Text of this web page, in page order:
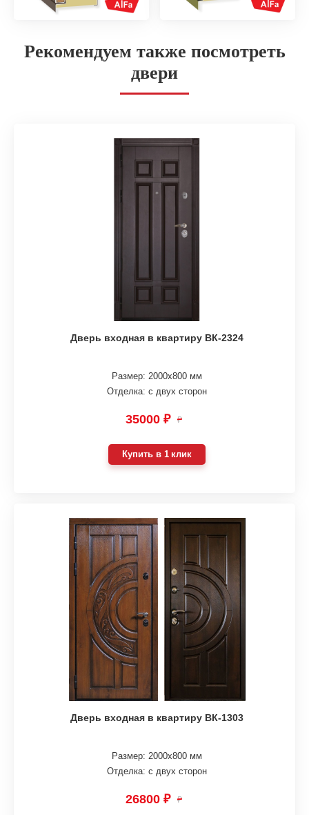
Рекомендуем также посмотреть
двери
Дверь входная в квартиру ВК-2324
Размер: 2000х800 мм
Отделка: с двух сторон
35000 ₽ ₽
Купить в 1 клик
Дверь входная в квартиру ВК-1303
Размер: 2000х800 мм
Отделка: с двух сторон
26800 ₽ ₽